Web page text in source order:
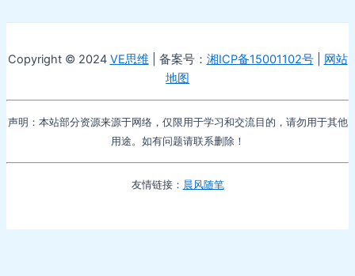
Copyright © 2024 VE思维 | 备案号： 湘ICP备15001102号| 网站
地图
声明：本站部分资源来源于网络，仅限用于学习和交流目的，请勿用于其他
用途。如有问题请联系删除！
友情链接： 晨风随笔